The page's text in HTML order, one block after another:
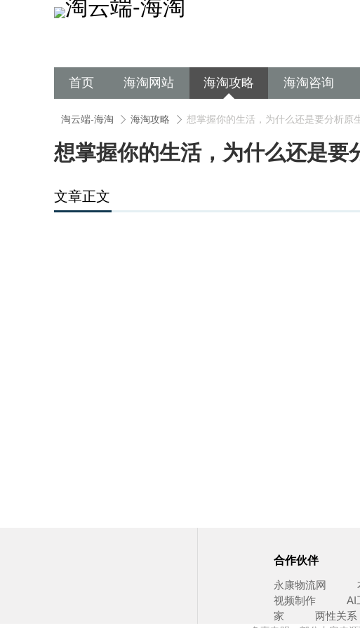
首页 海淘网站 海淘攻略 海淘咨询
淘云端-海淘 海淘攻略 想掌握你的生活，为什么还是要分析原
想掌握你的生活，为什么还是
文章正文
合作伙伴
永康物流网
视频制作
AI
家
两性关系